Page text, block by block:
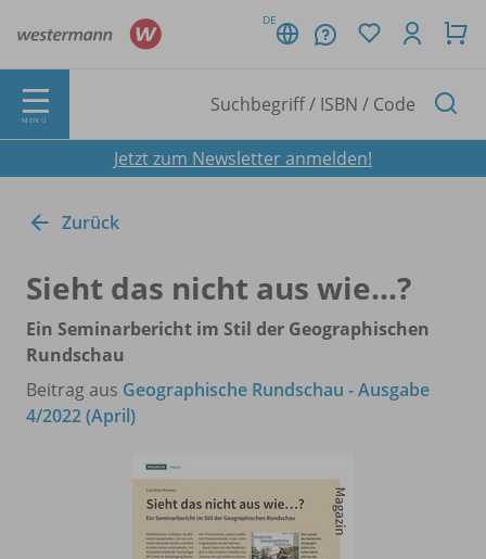
DE
MENÜ
Jetzt zum Newsletter anmelden!
Zurück
Sieht das nicht aus wie…?
Ein Seminarbericht im Stil der Geographischen
Rundschau
Beitrag aus Geographische Rundschau - Ausgabe
4/2022 (April)